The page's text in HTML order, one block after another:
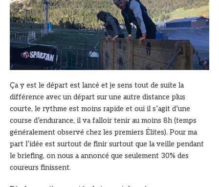
Ça y est le départ est lancé et je sens tout de suite la
différence avec un départ sur une autre distance plus
courte, le rythme est moins rapide et oui il s’agit d’une
course d’endurance, il va falloir tenir au moins 8h (temps
généralement observé chez les premiers Élites). Pour ma
part l’idée est surtout de finir surtout que la veille pendant
le briefing, on nous a annoncé que seulement 30% des
coureurs finissent.